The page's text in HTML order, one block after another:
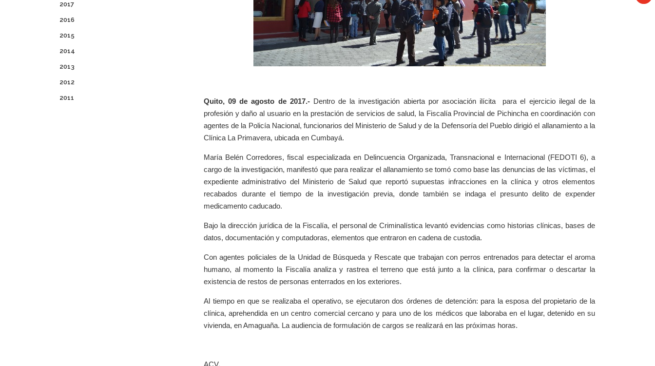
2017
2016
2015
2014
2013
2012
2011 Quito, 09 de agosto de 2017.-Dentro de la investigación abierta por asociación ilícita para el ejercicio ilegal de la
profesión y daño al usuario en la prestación de servicios de salud, la Fiscalía Provincial de Pichincha en coordinación con
agentes de la Policía Nacional, funcionarios del Ministerio de Salud y de la Defensoría del Pueblo dirigió el allanamiento a la
Clínica La Primavera, ubicada en Cumbayá.
María Belén Corredores, fiscal especializada en Delincuencia Organizada, Transnacional e Internacional (FEDOTI 6), a
cargo de la investigación, manifestó que para realizar el allanamiento se tomó como base las denuncias de las víctimas, el
expediente administrativo del Ministerio de Salud que reportó supuestas infracciones en la clínica y otros elementos
recabados durante el tiempo de la investigación previa, donde también se indaga el presunto delito de expender
medicamento caducado.
Bajo la dirección jurídica de la Fiscalía, el personal de Criminalística levantó evidencias como historias clínicas, bases de
datos, documentación y computadoras, elementos que entraron en cadena de custodia.
Con agentes policiales de la Unidad de Búsqueda y Rescate que trabajan con perros entrenados para detectar el aroma
humano, al momento la Fiscalía analiza y rastrea el terreno que está junto a la clínica, para confirmar o descartar la
existencia de restos de personas enterrados en los exteriores.
Al tiempo en que se realizaba el operativo, se ejecutaron dos órdenes de detención: para la esposa del propietario de la
clínica, aprehendida en un centro comercial cercano y para uno de los médicos que laboraba en el lugar, detenido en su
vivienda, en Amaguaña. La audiencia de formulación de cargos se realizará en las próximas horas.
ACV.